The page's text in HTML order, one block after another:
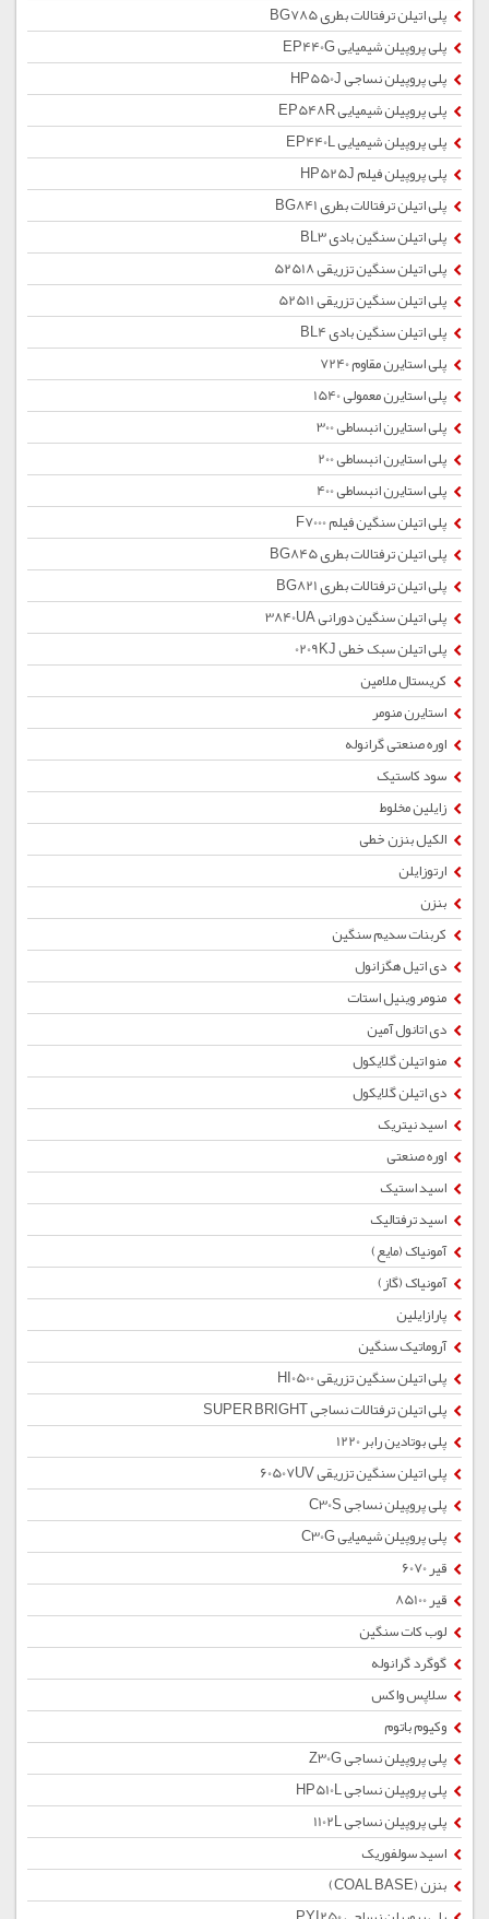
پلی اتیلن ترفتالات بطری BG785
پلی پروپیلن شیمیایی EP440G
پلی پروپیلن نساجی HP550J
پلی پروپیلن شیمیایی EP548R
پلی پروپیلن شیمیایی EP440L
پلی پروپیلن فیلم HP525J
پلی اتیلن ترفتالات بطری BG841
پلی اتیلن سنگین بادی BL3
پلی اتیلن سنگین تزریقی 52518
پلی اتیلن سنگین تزریقی 52511
پلی اتیلن سنگین بادی BL4
پلی استایرن مقاوم 7240
پلی استایرن معمولی 1540
پلی استایرن انبساطی 300
پلی استایرن انبساطی 200
پلی استایرن انبساطی 400
پلی اتیلن سنگین فیلم F7000
پلی اتیلن ترفتالات بطری BG845
پلی اتیلن ترفتالات بطری BG821
پلی اتیلن سنگین دورانی 3840UA
پلی اتیلن سبک خطی 0209KJ
کریستال ملامین
استایرن منومر
اوره صنعتی گرانوله
سود کاستیک
زایلین مخلوط
الکیل بنزن خطی
ارتوزایلن
بنزن
کربنات سدیم سنگین
دی اتیل هگزانول
منومر وینیل استات
دی اتانول آمین
منو اتیلن گلایکول
دی اتیلن گلایکول
اسید نیتریک
اوره صنعتی
اسید استیک
اسید ترفتالیک
آمونیاک (مایع)
آمونیاک (گاز)
پارازایلین
آروماتیک سنگین
پلی اتیلن سنگین تزریقی HI0500
پلی اتیلن ترفتالات نساجی SUPER BRIGHT
پلی بوتادین رابر 1220
پلی اتیلن سنگین تزریقی 60507UV
پلی پروپیلن نساجی C30S
پلی پروپیلن شیمیایی C30G
قیر 6070
قیر 85100
لوب کات سنگین
گوگرد گرانوله
سلاپس واکس
وکیوم باتوم
پلی پروپیلن نساجی Z30G
پلی پروپیلن نساجی HP510L
پلی پروپیلن نساجی 1102L
اسید سولفوریک
بنزن (COAL BASE)